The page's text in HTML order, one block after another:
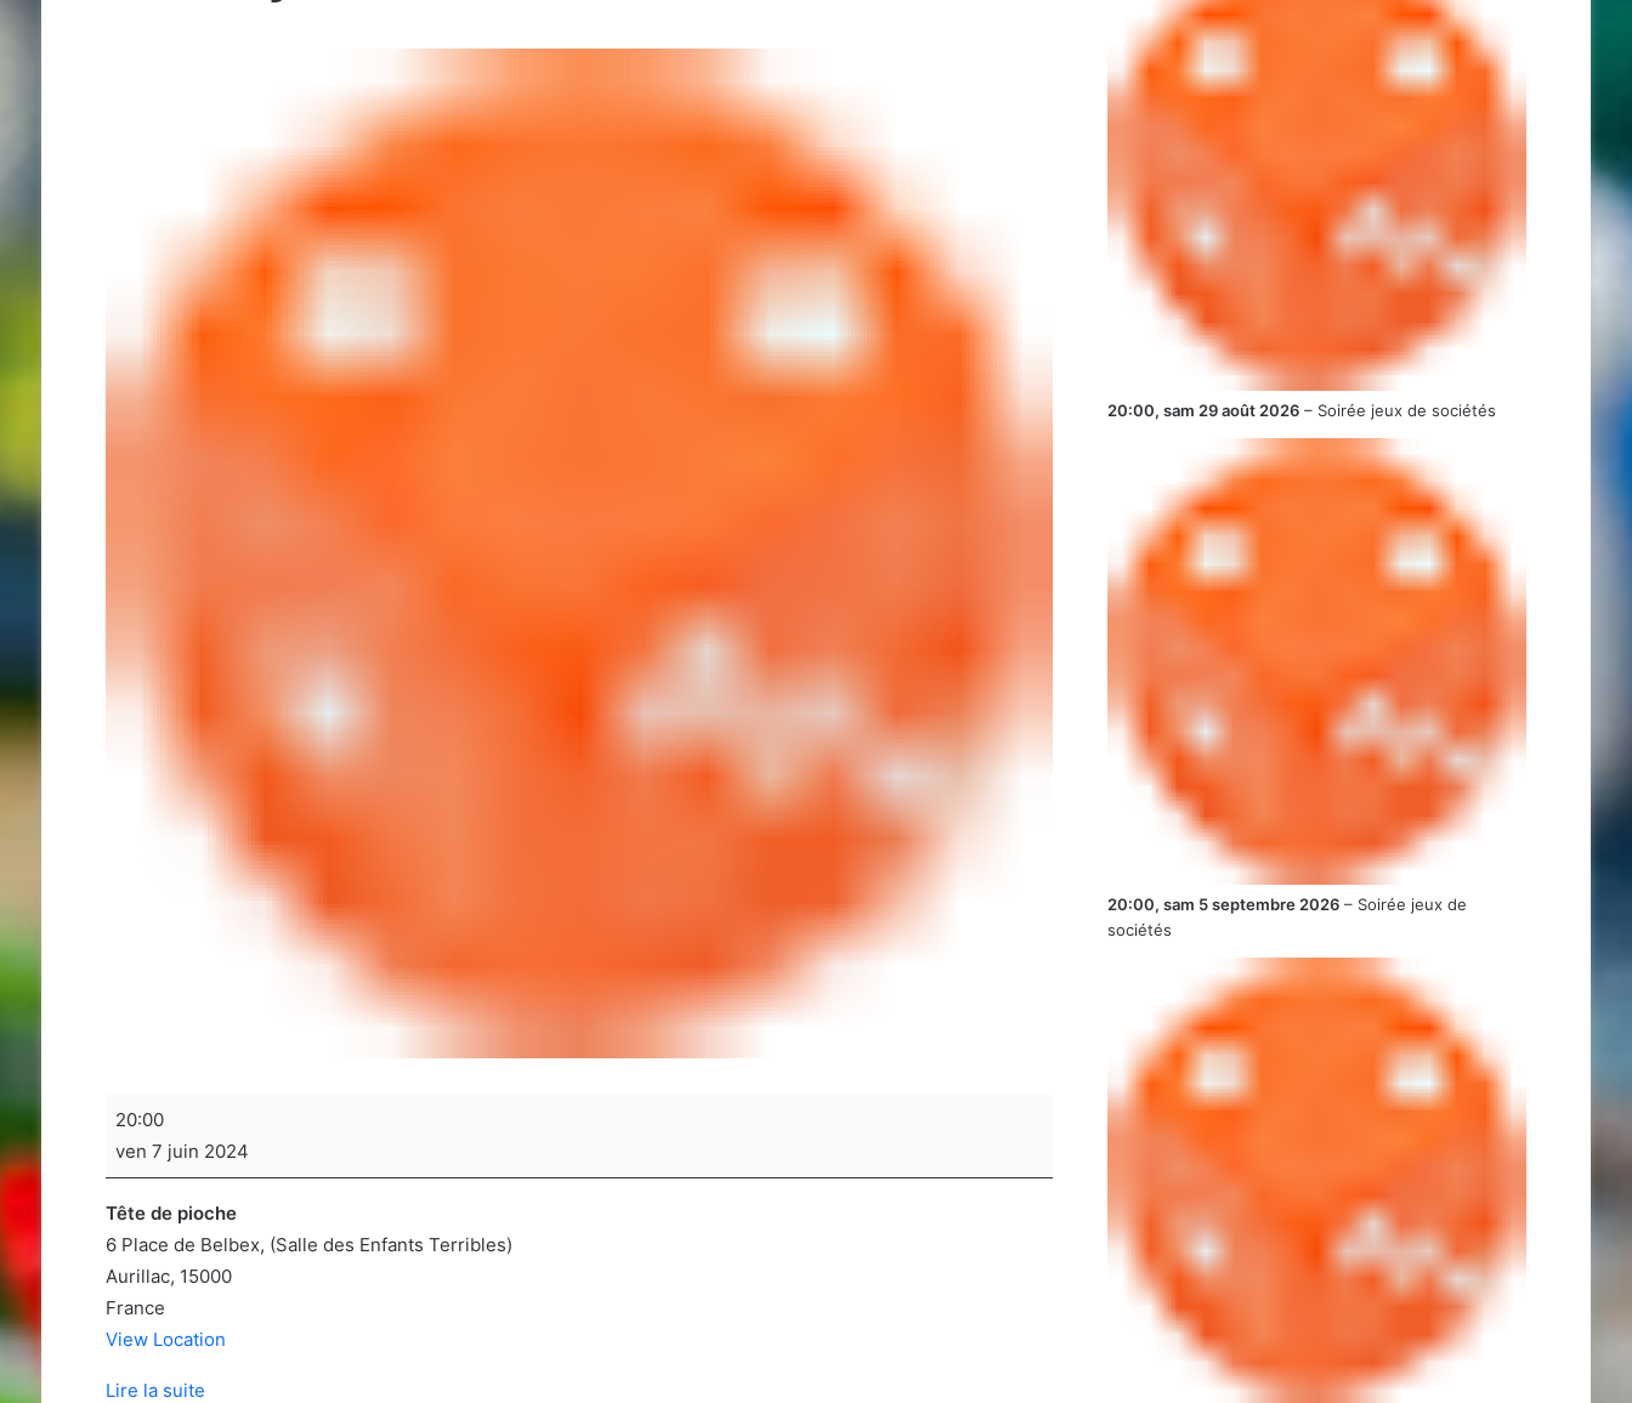
Soirée
de
sociétés
20:00
ven 7 juin 2024
Tête de pioche
6 Place de Belbex (Salle des Enfants Terribles)
Aurillac, 15000
France
View Location
Lire la suite
20:00, sam 29 août 2026 – Soirée jeux de sociétés
20:00, sam 5 septembre 2026 – Soirée jeux de
sociétés